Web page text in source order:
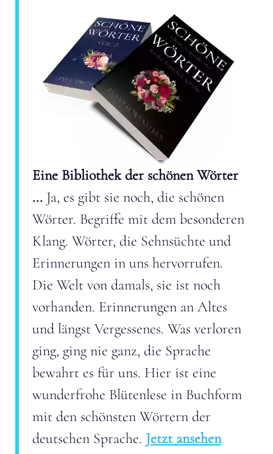
Eine Bibliothek der schönen Wörter
... Ja, es gibt sie noch, die schönen
Wörter. Begriffe mit dem besonderen
Klang. Wörter, die Sehnsüchte und
Erinnerungen in uns hervorrufen.
Die Welt von damals, sie ist noch
vorhanden. Erinnerungen an Altes
und längst Vergessenes. Was verloren
ging, ging nie ganz, die Sprache
bewahrt es für uns. Hier ist eine
wunderfrohe Blütenlese in Buchform
mit den schönsten Wörtern der
deutschen Sprache. Jetzt ansehen